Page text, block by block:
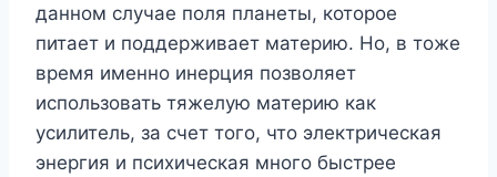
данном случае поля планеты, которое
питает и поддерживает материю. Но, в тоже
время именно инерция позволяет
использовать тяжелую материю как
усилитель, за счет того, что электрическая
энергия и психическая много быстрее